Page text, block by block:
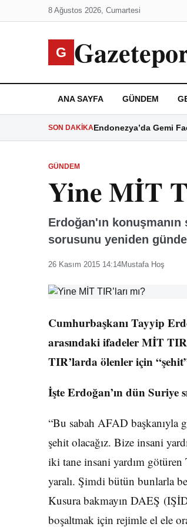
8 Ağustos 2026, Cumartesi
G
ANA SAYFA GÜNDEM
SON DAKIKAEndonezya’da Gemi
GÜNDEM
Yine MİT
Erdoğan'ın
sorusunu yeniden
26 Kasım 2015 14:14Mustafa Hoş
Cumhurbaşkanı Tayyip
arasındaki ifadeler MİT
TIR’larda ölenler için
İşte Erdoğan’ın dün Suriye
“Bu sabah AFAD başkanıyla
şehit olacağız. Bize insani
iki tane insani yardım
yaralı. Şimdi bütün bunlarla
Kusura bakmayın DAEŞ
boşaltmak için rejimle el ele